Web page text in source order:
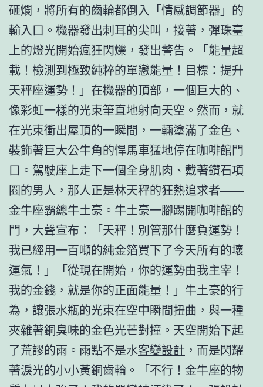
砸爛，將所有的齒輪都倒入「情感調節器」的
輸入口。機器發出刺耳的尖叫，接著，彈珠臺
上的燈光開始瘋狂閃爍，發出警告。「能量超
載！檢測到極致純粹的單戀能量！目標：提升
天秤座運勢！」在機器的頂部，一個巨大的、
像彩虹一樣的光束筆直地射向天空。然而，就
在光束衝出屋頂的一瞬間，一輛塗滿了金色、
裝飾著巨大公牛角的悍馬車猛地停在咖啡館門
口。駕駛座上走下一個全身肌肉、戴著鑽石項
圈的男人，那人正是林天秤的狂熱追求者——
金牛座霸總牛土豪。牛土豪一腳踢開咖啡館的
門，大聲宣布：「天秤！別管那什麼負運勢！
我已經用一百噸的純金箔買下了今天所有的壞
運氣！」「從現在開始，你的運勢由我主宰！
我的金錢，就是你的正面能量！」牛土豪的行
為，讓張水瓶的光束在空中瞬間扭曲，與一種
夾雜著銅臭味的金色光芒對撞。天空開始下起
了荒謬的雨。雨點不是水客變設計 ，而是閃耀
著淚光的小小黃銅齒輪。「不行！金牛座的物